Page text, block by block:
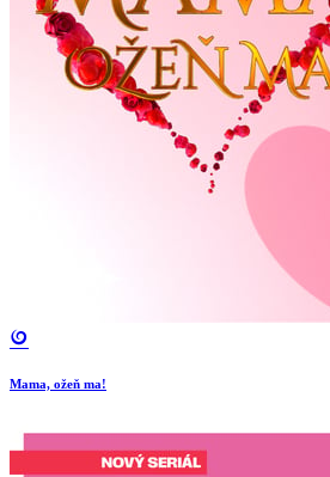
Mama, ožeň ma!